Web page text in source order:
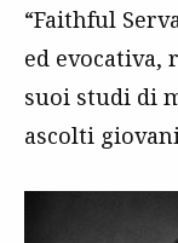
“Faithful
ed evocativa,
suoi studi di
ascolti